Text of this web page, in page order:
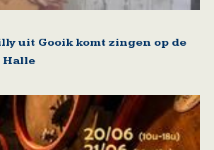
uit Gooik komt zingen op de
Halle